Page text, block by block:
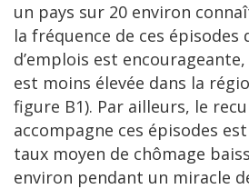
un pays sur 20 environ
la fréquence de ces épisodes
d’emplois est
est moins élevée dans la
figure B1). Par ailleurs, le
accompagne ces épisodes
taux moyen de chômage
environ pendant un miracle